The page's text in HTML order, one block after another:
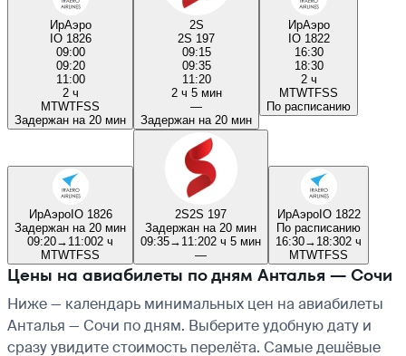
ИрАэро
IO 1826
09:00
09:20
11:00
2 ч
MTWTFSS
Задержан на 20 мин
2S
2S 197
09:15
09:35
11:20
2 ч 5 мин
—
Задержан на 20 мин
ИрАэро
IO 1822
16:30
18:30
2 ч
MTWTFSS
По расписанию
ИрАэроIO 1826
Задержан на 20 мин
09:20→ 11:002 ч
MTWTFSS
2S2S 197
Задержан на 20 мин
09:35→ 11:202 ч 5 мин
—
ИрАэроIO 1822
По расписанию
16:30→ 18:302 ч
MTWTFSS
Цены на авиабилеты по дням Анталья — Сочи
Ниже — календарь минимальных цен на авиабилеты
Анталья — Сочи по дням. Выберите удобную дату и
сразу увидите стоимость перелёта. Самые дешёвые